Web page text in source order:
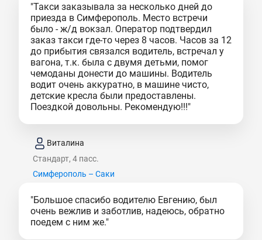
"Такси заказывала за несколько дней до
приезда в Симферополь. Место встречи
было - ж/д вокзал. Оператор подтвердил
заказ такси где-то через 8 часов. Часов за 12
до прибытия связался водитель, встречал у
вагона, т.к. была с двумя детьми, помог
чемоданы донести до машины. Водитель
водит очень аккуратно, в машине чисто,
детские кресла были предоставлены.
Поездкой довольны. Рекомендую!!!"
Виталина
Стандарт, 4 пасс.
Симферополь – Саки
"Большое спасибо водителю Евгению, был
очень вежлив и заботлив, надеюсь, обратно
поедем с ним же."